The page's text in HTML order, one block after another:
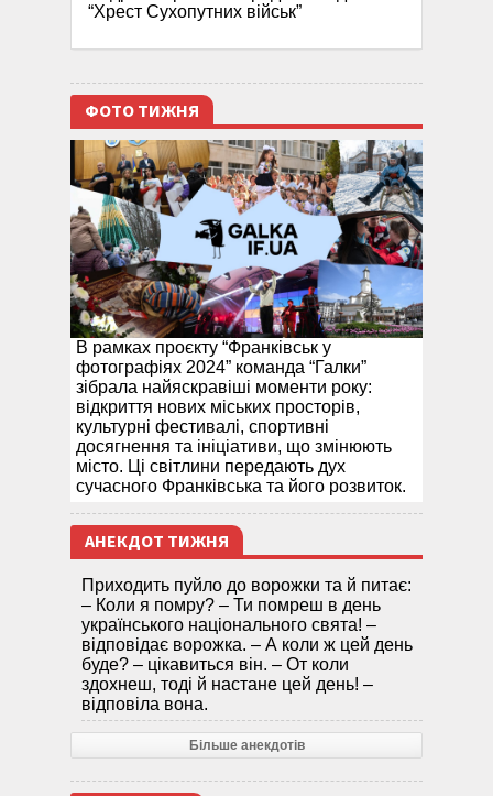
“Хрест Сухопутних військ”
ФОТО ТИЖНЯ
В рамках проєкту “Франківськ у
фотографіях 2024” команда “Галки”
зібрала найяскравіші моменти року:
відкриття нових міських просторів,
культурні фестивалі, спортивні
досягнення та ініціативи, що змінюють
місто. Ці світлини передають дух
сучасного Франківська та його розвиток.
АНЕКДОТ ТИЖНЯ
Приходить пуйло до ворожки та й питає:
– Коли я помру? – Ти помреш в день
українського національного свята! –
відповідає ворожка. – А коли ж цей день
буде? – цікавиться він. – От коли
здохнеш, тоді й настане цей день! –
відповіла вона.
Більше анекдотів